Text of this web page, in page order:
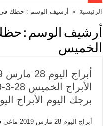
الرئيسية » أرشيف الوسم : حظك فى
أرشيف الوسم : حظك
الخميس
برجك اليوم الأبراج